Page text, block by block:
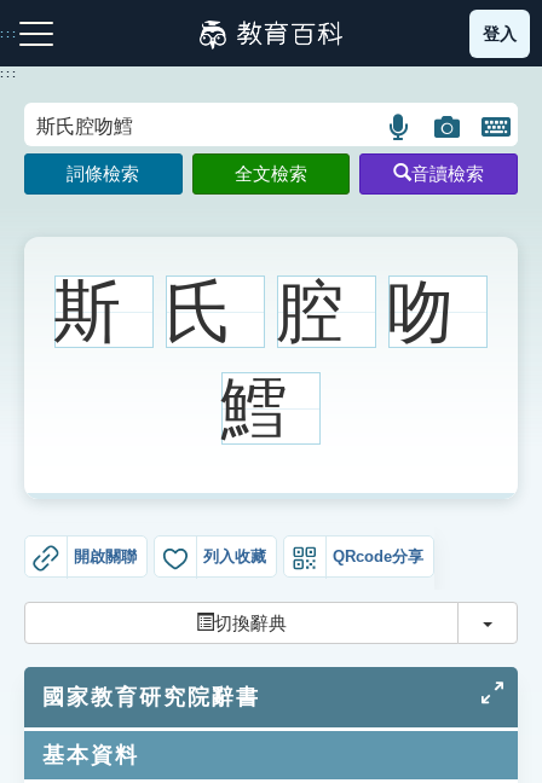
到
主
:::
注音索引圖示 筆畫索引圖示 部首索引表圖示
成語故事
索引選單
知識索引
生命大百科索引
遊戲專區
登入
:::
語
言
搜
示
圖
片
搜
示
開
鍵
圖
詞條檢索 全文檢索 音讀檢索
斯 氏 腔 吻
鱈
開啟關聯 列入收藏 QRcode分享
切換辭典 切換
國家教育研究院辭書
基本資料